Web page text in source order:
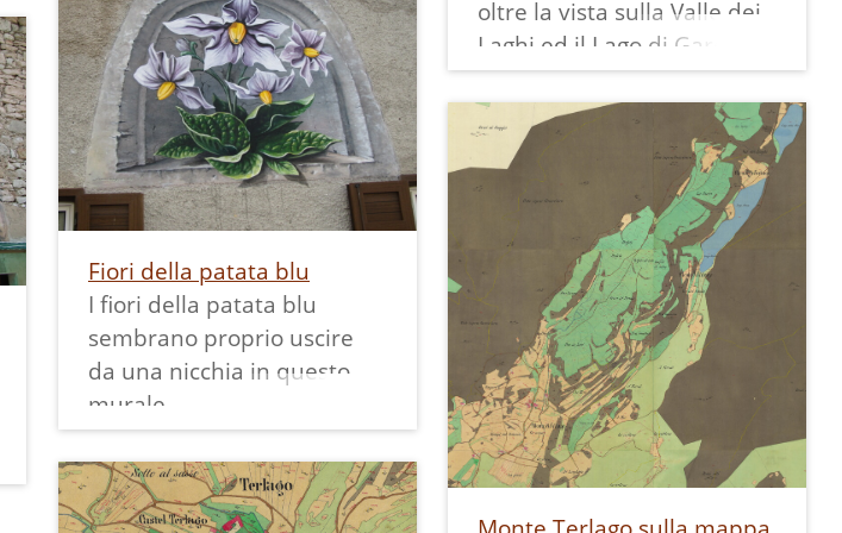
varietà.
Sulla mappa dei murales di
Margone è segnato col
numero 8 e lo si può
ammirare insieme agli altri:
oltre la vista sulla Valle dei
Laghi ed il Lago di Garda,
sono presentati anche altri
aspetti di Margone: i fossili
trovati lungo la strada, la
coltivazione della patata
blu, l'allevamento degli
asini, parapendio e ciclisti
che lo frequentano.
Il ragazzo messicano che
cura allegramente l'asino è
un evidente tributo di Jori
Galindo al suo amico artista
Omar Garcia, col quale
spesso collabora.
Sulla mappa dei murales di
Fiori della patata blu
I fiori della patata blu
sembrano proprio uscire
da una nicchia in questo
murale.
Emigrati in Svizzera da
questa casa, tornando in
visita ai loro familiari,